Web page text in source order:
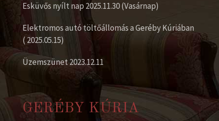
Esküvős nyílt nap 2025.11.30 (Vasárnap)
Elektromos autó töltőállomás a Geréby Kúriában
( 2025.05.15)
Üzemszünet 2023.12.11
GERÉBY KÚRIA